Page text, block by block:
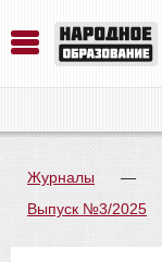
Журналы —
Выпуск №3/2025